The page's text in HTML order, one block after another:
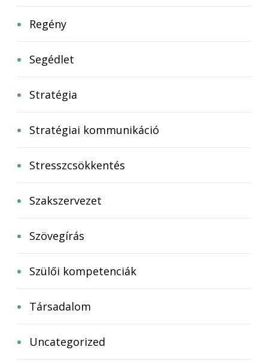
Regény
Segédlet
Stratégia
Stratégiai kommunikáció
Stresszcsökkentés
Szakszervezet
Szövegírás
Szülői kompetenciák
Társadalom
Uncategorized